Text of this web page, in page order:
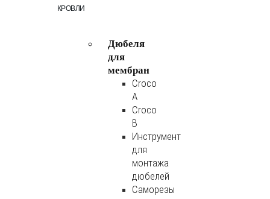
КРОВЛИ
Дюбеля
для
мембран
Croco
A
Croco
B
Инструмент
для
монтажа
дюбелей
Саморезы